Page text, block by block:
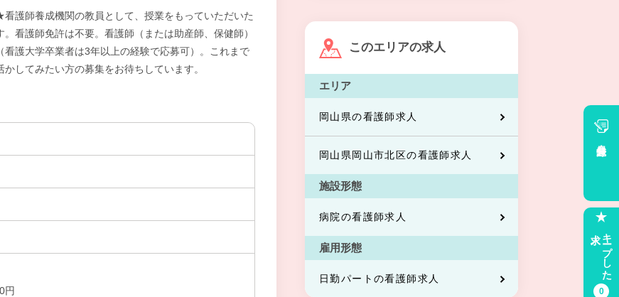
護師養成機関の教員として、授業をもっていただいた
看護師免許は不要。看護師（または助産師、保健師）
護大学卒業者は3年以上の経験で応募可）。これまで
してみたい方の募集をお待ちしています。
円
このエリアの求人
エリア
岡山県の看護師求人
岡山県岡山市北区の看護師求人
施設形態
病院の看護師求人
雇用形態
日勤パートの看護師求人
キープした
0